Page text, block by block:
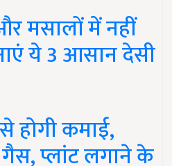
मसालों में नहीं
ये 3 आसान देसी
होगी कमाई,
प्लांट लगाने के